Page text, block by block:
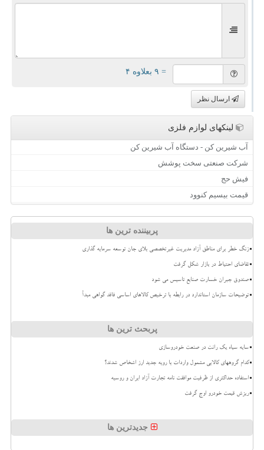
= ۹ بعلاوه ۴
ارسال نظر
لینکهای لوازم فلزی
آب شیرین کن - دستگاه آب شیرین کن
شرکت صنعتی سخت پوشش
فیش حج
قیمت بیسیم کنوود
پربیننده ترین ها
زنگ خطر برای مناطق آزاد مدیریت غیرتخصصی بلای جان توسعه سرمایه گذاری
تقاضای احتیاط در بازار شکل گرفت
صندوق جبران خسارت صنایع تاسیس می شود
توضیحات سازمان استاندارد در رابطه با ترخیص کالاهای اساسی فاقد گواهی مبدأ
پربحث ترین ها
سایه سیاه یک رانت در صنعت خودروسازی
کدام گروههای کالایی مشمول واردات با رویه جدید ارز اشخاص شدند؟
استفاده حداکثری از ظرفیت موافقت نامه تجارت آزاد ایران و روسیه
ریزش قیمت خودرو اوج گرفت
جدیدترین ها